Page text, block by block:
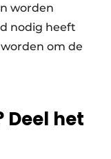
worden
nodig heeft
om de
het